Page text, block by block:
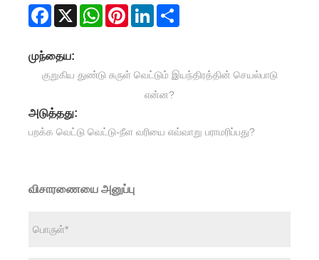
Facebook
X WhatsAppPinterestLinkedIn
முந்தைய:
குறுகிய துண்டு சுருள் வெட்டும் இயந்திரத்தின் செயல்பாடு
என்ன?
அடுத்தது:
பறக்க வெட்டு வெட்டு-நீள வரியை எவ்வாறு பராமரிப்பது?
விசாரணையை அனுப்பு